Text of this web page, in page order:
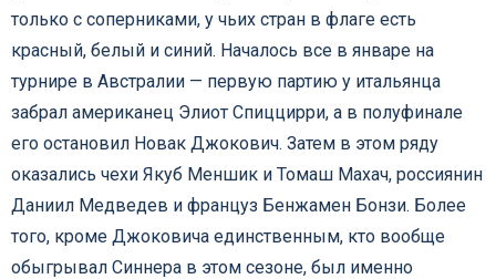
только с соперниками, у чьих стран в флаге есть
красный, белый и синий. Началось все в январе на
турнире в Австралии — первую партию у итальянца
забрал американец Элиот Спиццирри, а в полуфинале
его остановил Новак Джокович. Затем в этом ряду
оказались чехи Якуб Меншик и Томаш Махач, россиянин
Даниил Медведев и француз Бенжамен Бонзи. Более
того, кроме Джоковича единственным, кто вообще
обыгрывал Синнера в этом сезоне, был именно